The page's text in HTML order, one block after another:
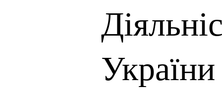
України